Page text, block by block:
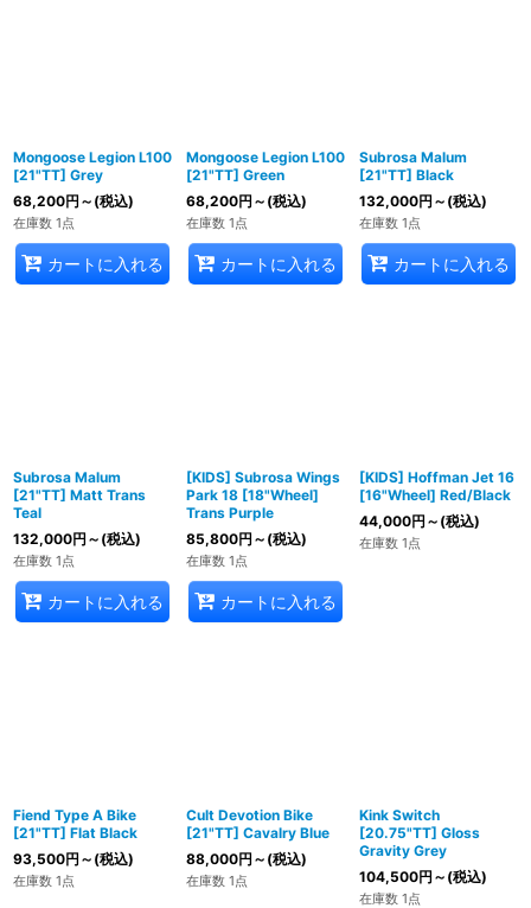
Mongoose Legion L100
[21"TT] Grey
68,200円 ～ (税込)
在庫数 1点
カートに入れる
Mongoose Legion L100
[21"TT] Green
68,200円 ～ (税込)
在庫数 1点
カートに入れる
Subrosa Malum
[21"TT] Black
132,000円 ～ (税込)
在庫数 1点
カートに入れる
Subrosa Malum
[21"TT] Matt Trans
Teal
132,000円 ～ (税込)
在庫数 1点
カートに入れる
[KIDS] Subrosa Wings
Park 18 [18"Wheel]
Trans Purple
85,800円 ～ (税込)
在庫数 1点
カートに入れる
[KIDS] Hoffman Jet 16
[16"Wheel] Red/Black
44,000円 ～ (税込)
在庫数 1点
Fiend Type A Bike
[21"TT] Flat Black
93,500円 ～ (税込)
在庫数 1点
Cult Devotion Bike
[21"TT] Cavalry Blue
88,000円 ～ (税込)
在庫数 1点
Kink Switch
[20.75"TT] Gloss
Gravity Grey
104,500円 ～ (税込)
在庫数 1点